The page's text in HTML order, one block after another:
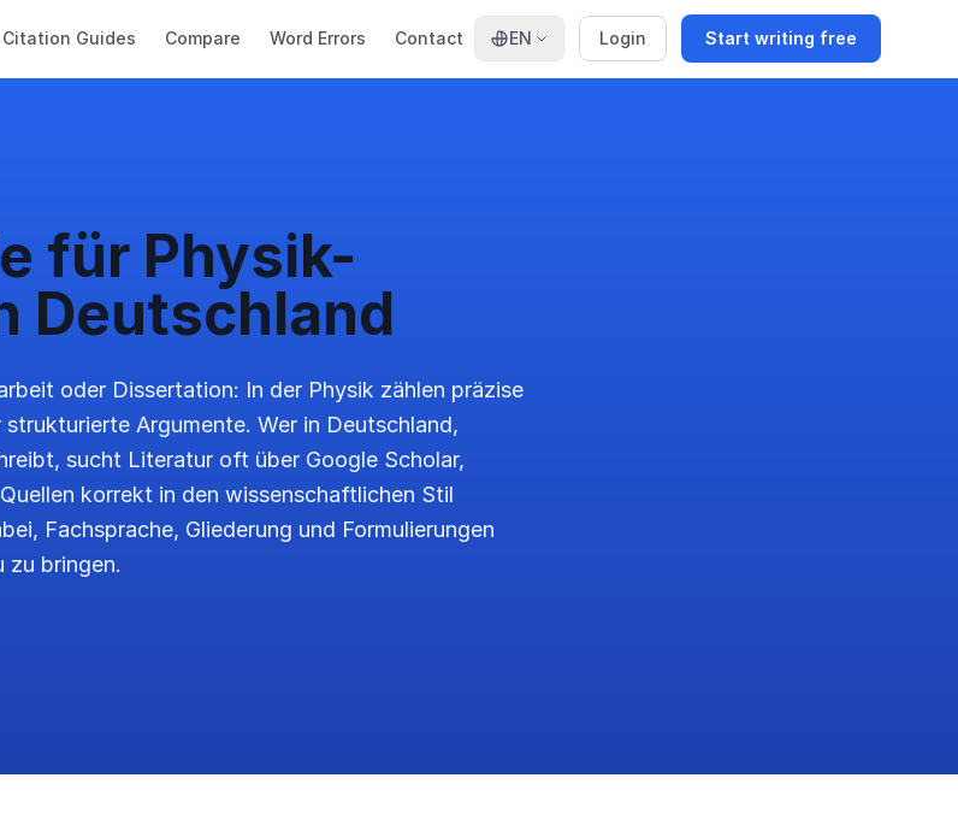
Citation Guides Compare Word Errors Contact EN Login Start writing free
für Physik-
Deutschland
oder Dissertation: In der Physik zählen präzise
Argumente. Wer in Deutschland,
sucht Literatur oft über Google Scholar,
korrekt in den wissenschaftlichen Stil
Fachsprache, Gliederung und Formulierungen
zu bringen.